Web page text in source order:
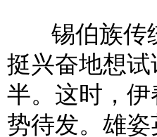
锡伯族传统
挺兴奋地想
半。这时，
势待发。雄